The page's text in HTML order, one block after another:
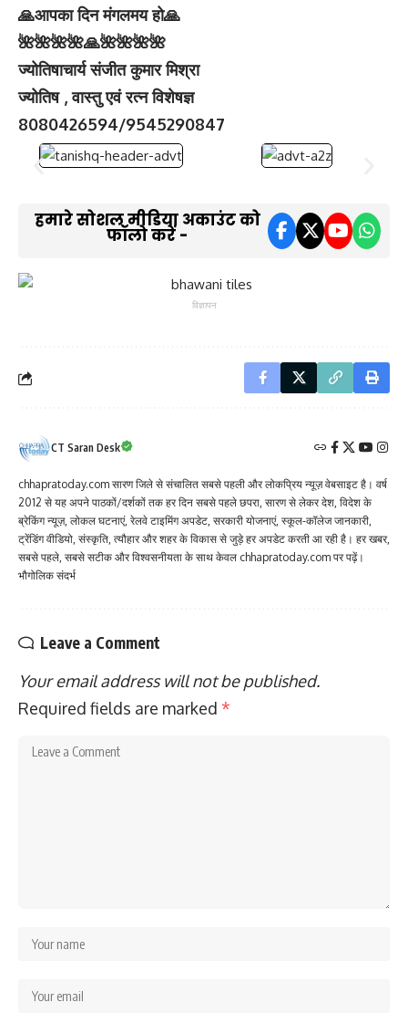
🙏आपका दिन मंगलमय हो🙏
🌺🌺🌺🌺🙏🌺🌺🌺🌺
ज्योतिषाचार्य संजीत कुमार मिश्रा
ज्योतिष , वास्तु एवं रत्न विशेषज्ञ
8080426594/9545290847
हमारे सोशल मीडिया अकाउंट को
फॉलो करें -
विज्ञापन
CT Saran Desk
chhapratoday.com सारण जिले से संचालित सबसे पहली और लोकप्रिय न्यूज़ वेबसाइट है। वर्ष
2012 से यह अपने पाठकों/दर्शकों तक हर दिन सबसे पहले छपरा, सारण से लेकर देश, विदेश के
ब्रेकिंग न्यूज़, लोकल घटनाएं, रेलवे टाइमिंग अपडेट, सरकारी योजनाएं, स्कूल-कॉलेज जानकारी,
ट्रेंडिंग वीडियो, संस्कृति, त्यौहार और शहर के विकास से जुड़े हर अपडेट करती आ रही है। हर खबर,
सबसे पहले, सबसे सटीक और विश्वसनीयता के साथ केवल chhapratoday.com पर पढ़ें।
भौगोलिक संदर्भ
Leave a Comment
Your email address will not be published.
Required fields are marked *